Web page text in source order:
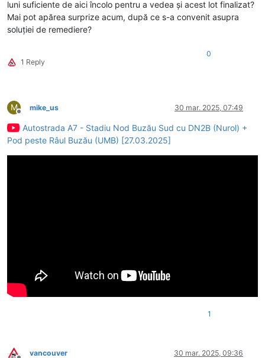
luni suficiente de aici încolo pentru a vedea și acest lot finalizat?
Mai pot apărea surprize acum, după ce s-a convenit asupra
soluției de remediere?
1 Reply
0
M
Deconectat
mike_us 30 mar. 2025, 07:49
Autostrada A7 - Stadiu Nod Buzău Sud cu DN2B (Nurol) +
Pod peste Râul Buzău (UMB) [27.03.2025]
1
vancouver 30 mar. 2025, 09:36